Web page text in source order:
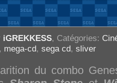
iGREKKESS, Catégories:
, mega-cd, sega cd, sliver
du combo